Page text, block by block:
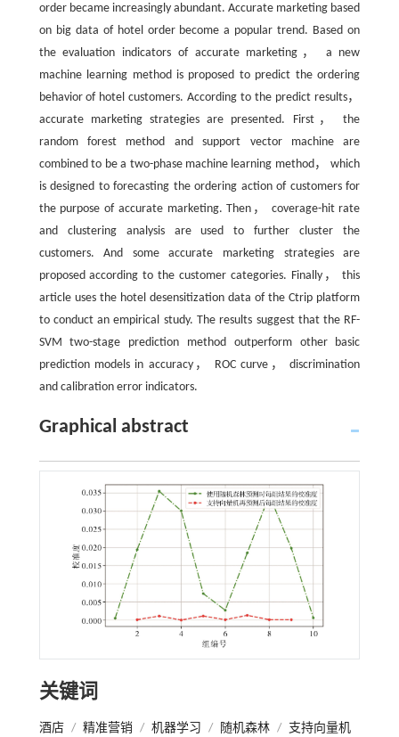
order became increasingly abundant. Accurate marketing based
on big data of hotel order become a popular trend. Based on
the evaluation indicators of accurate marketing， a new
machine learning method is proposed to predict the ordering
behavior of hotel customers. According to the predict results，
accurate marketing strategies are presented. First， the
random forest method and support vector machine are
combined to be a two-phase machine learning method， which
is designed to forecasting the ordering action of customers for
the purpose of accurate marketing. Then， coverage-hit rate
and clustering analysis are used to further cluster the
customers. And some accurate marketing strategies are
proposed according to the customer categories. Finally， this
article uses the hotel desensitization data of the Ctrip platform
to conduct an empirical study. The results suggest that the RF-
SVM two-stage prediction method outperform other basic
prediction models in accuracy， ROC curve， discrimination
and calibration error indicators.
Graphical abstract
关键词
酒店 / 精准营销 / 机器学习 / 随机森林 / 支持向量机